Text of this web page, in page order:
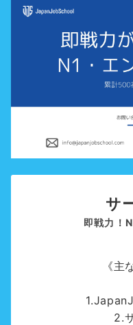
サ
即戦力！
《主
2.